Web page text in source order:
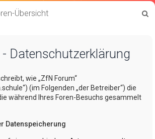
Übersicht
Datenschutzerklärung
wie „ZfN Forum“
(im Folgenden „der Betreiber“) die
während Ihres Foren-Besuchs gesammelt
Datenspeicherung